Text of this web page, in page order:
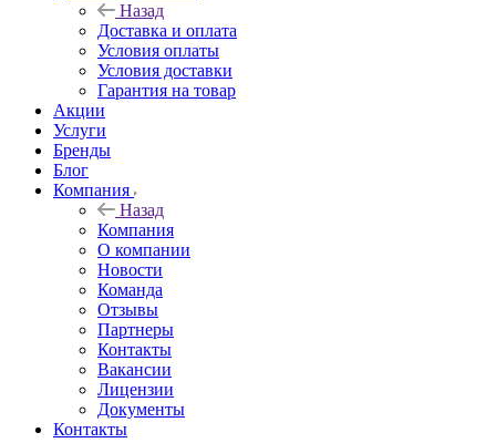
Назад
Доставка и оплата
Условия оплаты
Условия доставки
Гарантия на товар
Акции
Услуги
Бренды
Блог
Компания
Назад
Компания
О компании
Новости
Команда
Отзывы
Партнеры
Контакты
Вакансии
Лицензии
Документы
Контакты